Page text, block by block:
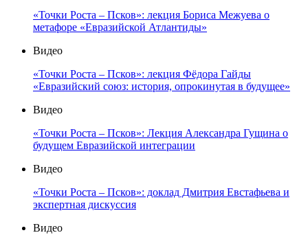
«Точки Роста – Псков»: лекция Бориса Межуева о
метафоре «Евразийской Атлантиды»
Видео
«Точки Роста – Псков»: лекция Фёдора Гайды
«Евразийский союз: история, опрокинутая в будущее»
Видео
«Точки Роста – Псков»: Лекция Александра Гущина о
будущем Евразийской интеграции
Видео
«Точки Роста – Псков»: доклад Дмитрия Евстафьева и
экспертная дискуссия
Видео